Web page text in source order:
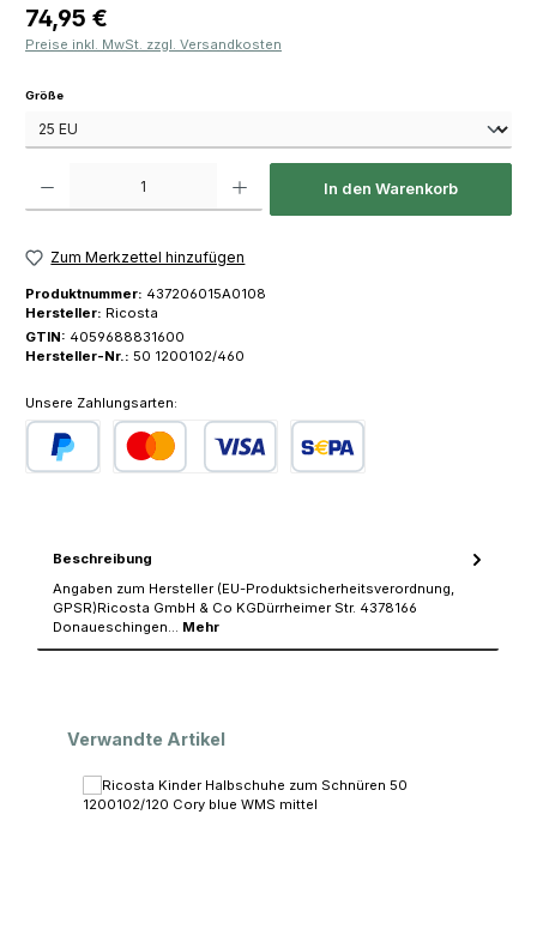
Regulärer Preis:
74,95 €
Preise inkl. MwSt. zzgl. Versandkosten
Größeauswählen
In den Warenkorb
Zum Merkzettel hinzufügen
Produktnummer: 437206015A0108
Hersteller: Ricosta
GTIN: 4059688831600
Hersteller-Nr.: 50 1200102/460
Unsere Zahlungsarten:
Beschreibung
Angaben zum Hersteller (EU-Produktsicherheitsverordnung,
GPSR)Ricosta GmbH & Co KGDürrheimer Str. 4378166
Donaueschingen… Mehr
Produktgalerie überspringen
Verwandte Artikel